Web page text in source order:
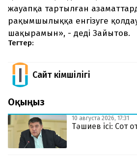
жауапқа тартылған
рақымшылыққа енгізуге
шақырамын», - деді Зайытов.
Тегтер:
Сайт Әкімшілігі
Оқыңыз
10 августа 2026, 17:31
Тәшиев ісі: Сот